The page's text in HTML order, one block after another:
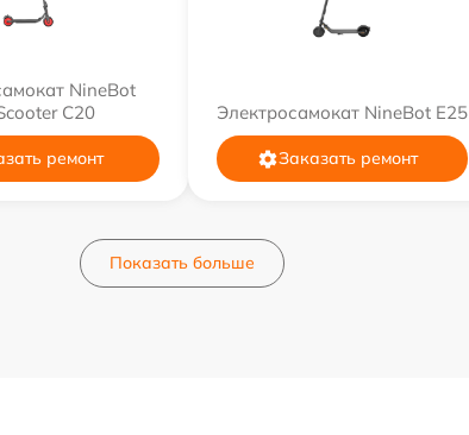
NineBot
C20
ремонт
Электросамокат NineBot E25
Заказать ремонт
Показать больше